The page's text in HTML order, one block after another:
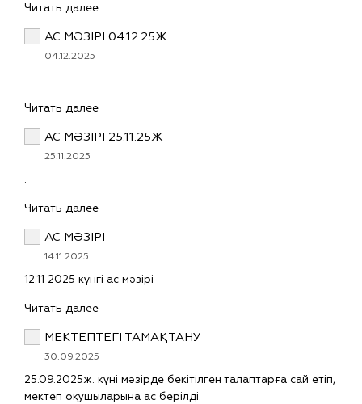
Читать далее
АС МӘЗІРІ 04.12.25Ж
04.12.2025
.
Читать далее
АС МӘЗІРІ 25.11.25Ж
25.11.2025
.
Читать далее
АС МӘЗІРІ
14.11.2025
12.11 2025 күнгі ас мәзірі
Читать далее
МЕКТЕПТЕГІ ТАМАҚТАНУ
30.09.2025
25.09.2025ж. күні мәзірде бекітілген талаптарға сай етіп,
мектеп оқушыларына ас берілді.